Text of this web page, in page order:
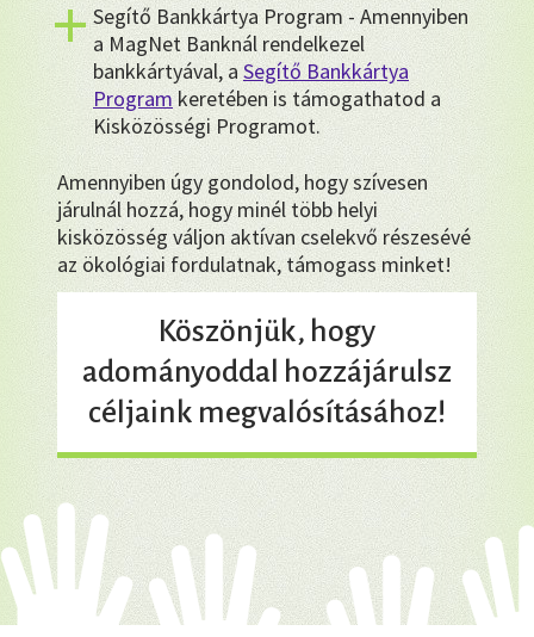
Segítő Bankkártya Program - Amennyiben
a MagNet Banknál rendelkezel
bankkártyával, aSegítő Bankkártya
Programkeretében is támogathatod a
Kisközösségi Programot.
Amennyiben úgy gondolod, hogy szívesen
járulnál hozzá, hogy minél több helyi
kisközösség váljon aktívan cselekvő részesévé
az ökológiai fordulatnak, támogass minket!
Köszönjük, hogy
adományoddal hozzájárulsz
céljaink megvalósításához!